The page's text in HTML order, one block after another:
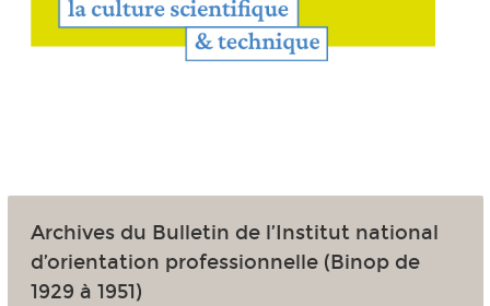
Archives du Bulletin de l’Institut national
d’orientation professionnelle (Binop de
1929 à 1951)